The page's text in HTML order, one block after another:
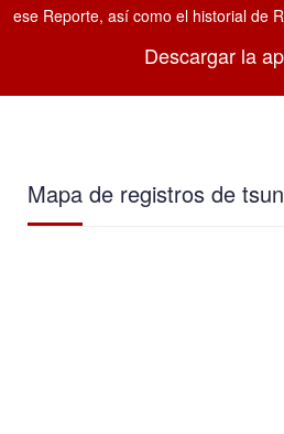
ese Reporte, así como el historial de
Descargar la
Mapa de registros de